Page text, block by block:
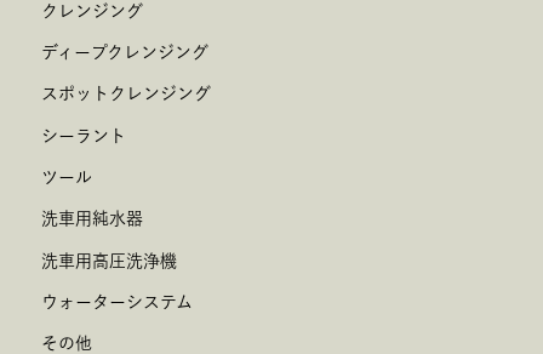
クレンジング
ディープクレンジング
スポットクレンジング
シーラント
ツール
洗車用純水器
洗車用高圧洗浄機
ウォーターシステム
その他